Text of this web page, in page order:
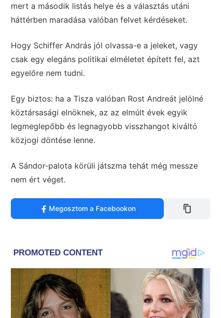
mert a második listás helye és a választás utáni
háttérben maradása valóban felvet kérdéseket.
Hogy Schiffer András jól olvassa-e a jeleket, vagy
csak egy elegáns politikai elméletet épített fel, azt
egyelőre nem tudni.
Egy biztos: ha a Tisza valóban Rost Andreát jelölné
köztársasági elnöknek, az az elmúlt évek egyik
legmeglepőbb és legnagyobb visszhangot kiváltó
közjogi döntése lenne.
A Sándor-palota körüli játszma tehát még messze
nem ért véget.
Megosztom a Facebookon